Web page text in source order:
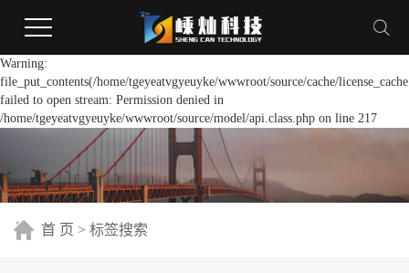
Warning:
file_put_contents(/home/tgeyeatvgyeuyke/wwwroot/source/cache/
failed to open stream: Permission denied in
/home/tgeyeatvgyeuyke/wwwroot/source/model/api.class.php on line 217
首 页 > 标签搜索